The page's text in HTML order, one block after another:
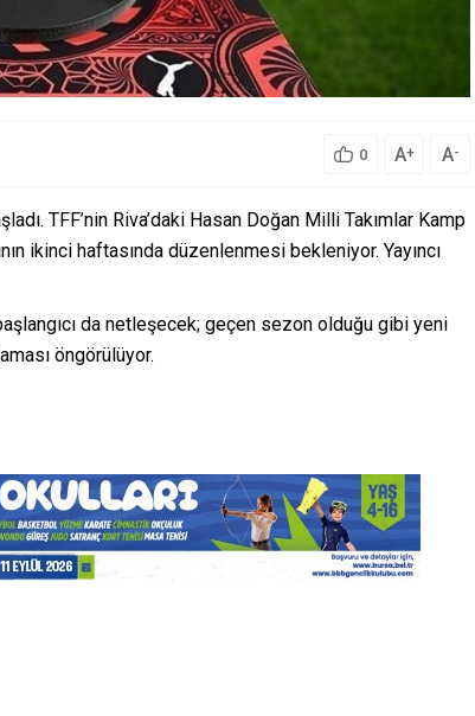
0 A+ A-
TFF’nin Riva’daki Hasan Doğan Milli Takımlar Kamp
ikinci haftasında düzenlenmesi bekleniyor. Yayıncı
da netleşecek; geçen sezon olduğu gibi yeni
öngörülüyor.